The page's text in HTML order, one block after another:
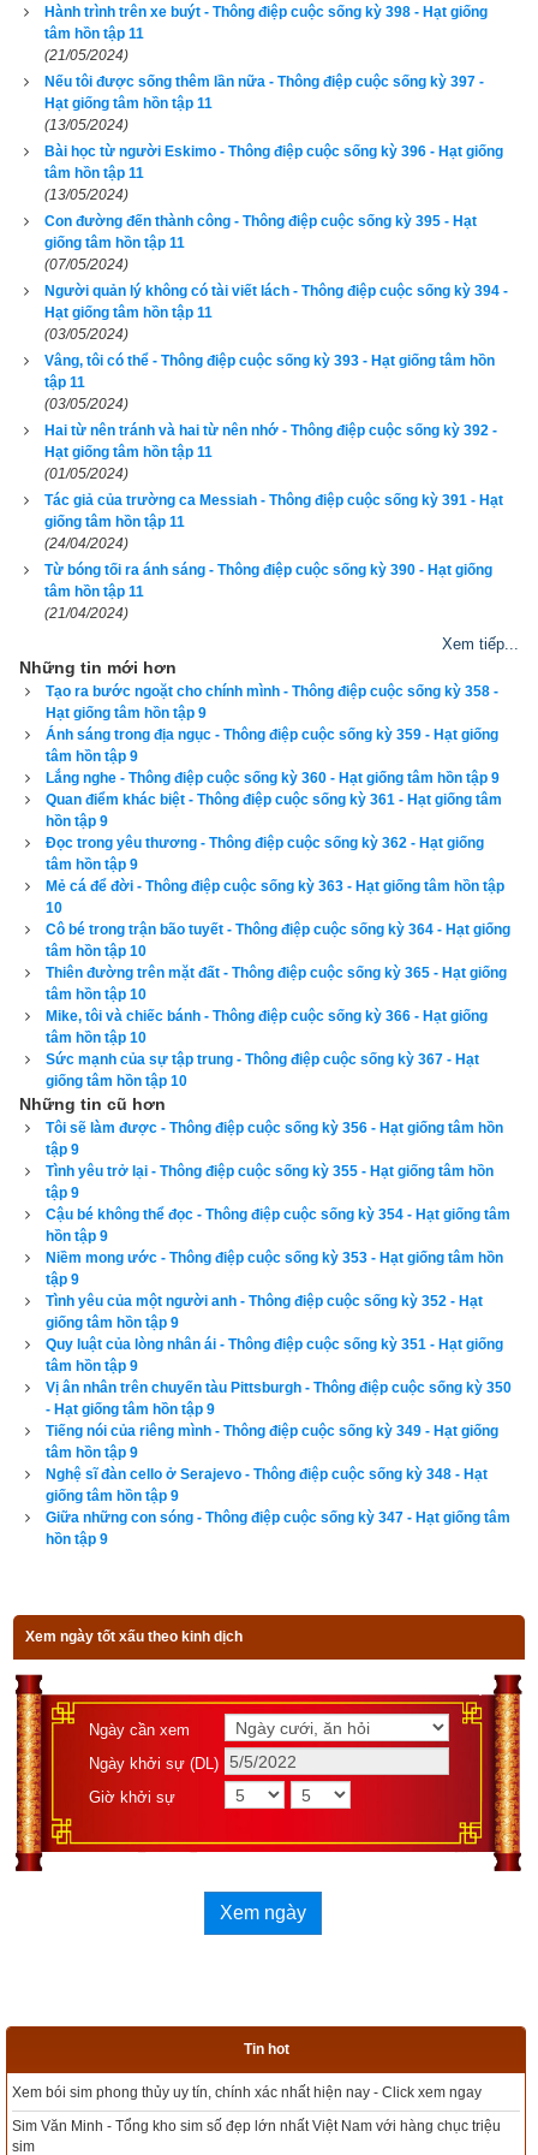
trường đọc diễn văn tạm biệt. Học kỳ nào, cậu ấy và tôi cũng
đạt điểm cao. Thường thì điểm của cậu ấy cao hơn tôi một
chút. Tuy vậy, tôi không lấy thế làm thất vọng, trái lại, tôi cảm
thấy vui khi cả hai chúng tôi cùng chia sẻ vị trí dẫn đầu lớp.
Trong giao tiếp, cậu ấy rất nhã nhặn với những người lớn tuổi,
nhưng trên sân chơi, cậu ấy luôn lựa chọn những trò chơi
nhiều kịch tính nhất. Tôi rất ngưỡng mộ Reed. Những người
có thể chiếm được cảm tình của cả người lớn và trẻ nhỏ như
vậy thật đáng phục.
Vài tuần trước ngày tốt nghiệp, trường tôi diễn ra rất nhiều
hoạt động sôi nổi. Một nhóm học sinh lớp dưới diễn kịch.
Người ta có thể nghe thấy tiếng học sinh tập khiêu vũ và ca
hát trong khắp các phòng học. Nữ sinh lớp lớn hơn được giao
nhiệm vụ làm thức ăn cho đêm lễ hội.
Mùi thơm của gừng, quế, hạt nhục đậu khấu và sô-cô-la
phảng phất khắp tòa nhà. Trong các phân xưởng, các nam
sinh mải miết tay rìu tay cưa xẻ gỗ dựng sân khấu. Cuối cùng
thì ngày quan trọng nhất cũng tới. Tôi nhỏm dậy khỏi giường,
mở toang cửa sổ phía sau để quan sát mọi vật rõ hơn. Những
tia nắng tinh khôi len qua khe cửa. Chắc chắn chỉ vài giờ nữa
thôi, nắng vàng sẽ trải đều khắp nơi. Khoác hờ chiếc áo
choàng, trong khi đôi chân vẫn để trần, tôi đắm mình dưới ánh
nắng ấm áp và cầu nguyện: Lạy Chúa, dù cho con đã mắc
phải bất cứ lỗi lầm gì đi nữa cũng xin Người để con được
sống và tận hưởng hết ngày hôm nay.
Anh trai tôi, Bailey, bước vào rồi trao cho tôi một cái hộp được
bọc cẩn thận bằng giấy Giáng sinh rất đẹp. Anh ấy nói rằng để
có được món quà này, anh ấy đã phải dành dụm tiền trong rất
nhiều tháng. Đó là bản photo có bìa da mềm tuyển tập thơ của
nhà thơ Edgar Allan Poe. Cả hai anh em cùng đứng dậy bước
xuống đi dọc những luống cây trong vườn, đất mềm mại mát
lành giữa những ngón chân khiến tôi chợt liên tưởng đến
những dòng thơ buồn nhưng diễm lệ. Trong nhà, mẹ tôi đã làm
bữa sáng ngày Chủ nhật mặc dù hôm nay mới chỉ là thứ Sáu.
Sau khi cả nhà cầu nguyện xong, tôi mở mắt ra thì thấy cái
đồng hồ chuột Mickey trên đĩa của mình. Tất cả như một giấc
mơ. Mọi thứ diễn ra thật suôn sẻ. Gần tối, tôi xúng xính trong
Trước khi bước vào trường, tôi gia nhập vào nhóm “những
học sinh xuất sắc” của lớp sắp tốt nghiệp. Các bạn nữ đều bới
tóc ra sau, mặc váy mới và mang vớ một cách chỉn chu;
thêm vào đó là những chiếc khăn tay sạch đẹp và những
chiếc túi nhỏ điệu đàng. Tất cả đều được may tại nhà. Lòng tôi
tràn ngập cảm giác náo nức. Ban nhạc của trường đang tập
hợp diễu hành, tất cả các lớp đều ngồi trong khán phòng chật
cứng theo sự sắp xếp trước đó. Chúng tôi đứng phía trước
dãy ghế đã được chỉ định để hát quốc ca, sau đó đọc lời cam
kết trung thành với Tổ quốc. Sau đó, chúng tôi vẫn đứng trang
tìm ghế ngồi cho mình, tôi chợt có linh tính về điều gì đó
không hay sắp xảy ra.
Hành trình trên xe buýt - Thông điệp cuộc sống kỳ 398 - Hạt giống
tâm hồn tập 11
(21/05/2024)
Nếu tôi được sống thêm lần nữa - Thông điệp cuộc sống kỳ 397 -
Hạt giống tâm hồn tập 11
(13/05/2024)
Bài học từ người Eskimo - Thông điệp cuộc sống kỳ 396 - Hạt giống
tâm hồn tập 11
(13/05/2024)
Con đường đến thành công - Thông điệp cuộc sống kỳ 395 - Hạt
giống tâm hồn tập 11
(07/05/2024)
Người quản lý không có tài viết lách - Thông điệp cuộc sống kỳ 394 -
Hạt giống tâm hồn tập 11
(03/05/2024)
Vâng, tôi có thể - Thông điệp cuộc sống kỳ 393 - Hạt giống tâm hồn
tập 11
(03/05/2024)
Hai từ nên tránh và hai từ nên nhớ - Thông điệp cuộc sống kỳ 392 -
Hạt giống tâm hồn tập 11
(01/05/2024)
Tác giả của trường ca Messiah - Thông điệp cuộc sống kỳ 391 - Hạt
giống tâm hồn tập 11
(24/04/2024)
Từ bóng tối ra ánh sáng - Thông điệp cuộc sống kỳ 390 - Hạt giống
tâm hồn tập 11
(21/04/2024)
Xem tiếp...
Những tin mới hơn
Tạo ra bước ngoặt cho chính mình - Thông điệp cuộc sống kỳ 358 -
Hạt giống tâm hồn tập 9
Ánh sáng trong địa ngục - Thông điệp cuộc sống kỳ 359 - Hạt giống
tâm hồn tập 9
Lắng nghe - Thông điệp cuộc sống kỳ 360 - Hạt giống tâm hồn tập 9
Quan điểm khác biệt - Thông điệp cuộc sống kỳ 361 - Hạt giống tâm
hồn tập 9
Đọc trong yêu thương - Thông điệp cuộc sống kỳ 362 - Hạt giống
tâm hồn tập 9
Mẻ cá để đời - Thông điệp cuộc sống kỳ 363 - Hạt giống tâm hồn tập
10
Cô bé trong trận bão tuyết - Thông điệp cuộc sống kỳ 364 - Hạt giống
tâm hồn tập 10
Thiên đường trên mặt đất - Thông điệp cuộc sống kỳ 365 - Hạt giống
tâm hồn tập 10
Mike, tôi và chiếc bánh - Thông điệp cuộc sống kỳ 366 - Hạt giống
tâm hồn tập 10
Sức mạnh của sự tập trung - Thông điệp cuộc sống kỳ 367 - Hạt
giống tâm hồn tập 10
Những tin cũ hơn
Tôi sẽ làm được - Thông điệp cuộc sống kỳ 356 - Hạt giống tâm hồn
tập 9
Tình yêu trở lại - Thông điệp cuộc sống kỳ 355 - Hạt giống tâm hồn
tập 9
Cậu bé không thể đọc - Thông điệp cuộc sống kỳ 354 - Hạt giống tâm
hồn tập 9
Niềm mong ước - Thông điệp cuộc sống kỳ 353 - Hạt giống tâm hồn
tập 9
Tình yêu của một người anh - Thông điệp cuộc sống kỳ 352 - Hạt
giống tâm hồn tập 9
Quy luật của lòng nhân ái - Thông điệp cuộc sống kỳ 351 - Hạt giống
tâm hồn tập 9
Vị ân nhân trên chuyến tàu Pittsburgh - Thông điệp cuộc sống kỳ 350
- Hạt giống tâm hồn tập 9
Tiếng nói của riêng mình - Thông điệp cuộc sống kỳ 349 - Hạt giống
tâm hồn tập 9
Nghệ sĩ đàn cello ở Serajevo - Thông điệp cuộc sống kỳ 348 - Hạt
giống tâm hồn tập 9
Giữa những con sóng - Thông điệp cuộc sống kỳ 347 - Hạt giống tâm
hồn tập 9
Xem ngày tốt xấu theo kinh dịch
Ngày cần xem
Ngày khởi sự (DL)
Giờ khởi sự
Xem ngày
Tin hot
xem ngay
hàng chục triệu
Tổng kho sim phong thủy - Sim hợp tuổi - Sim hợp mệnh giá